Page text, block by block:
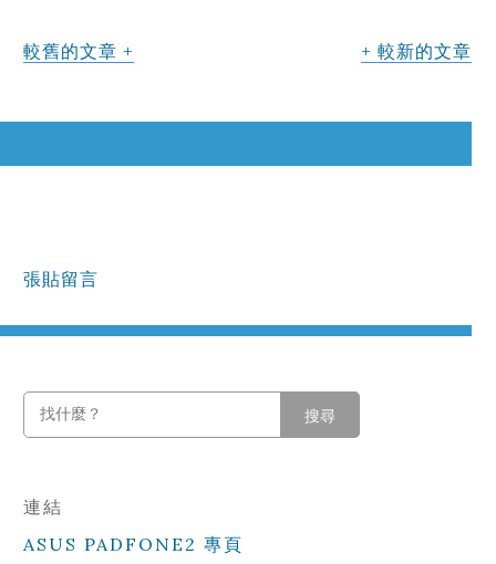
較舊的文章 較新的文章
張貼留言
搜尋
連結
ASUS PADFONE2 專頁